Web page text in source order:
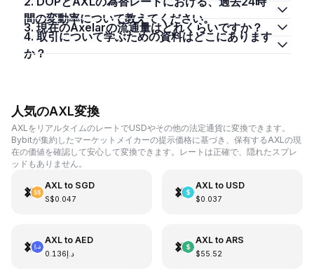
間の変動率について教えてください。
3. 現在のAxelarの流通量はどれくらいですか？
4. 取引について学ぶための資料はどこにあります
か？
人気のAXL変換
AXLをリアルタイムのレートでUSDやその他の法定通貨に変換できます。
Bybitが集約したマーケットメイカーの提示価格に基づき、保有するAXLの現
在の価値を確認して安心して変換できます。レートは正確で、隠れたスプレ
ッドもありません。
AXLto SGD
S$0.047
AXLto USD
$0.037
AXLto AED
د.إ0.136
AXLto ARS
$55.52